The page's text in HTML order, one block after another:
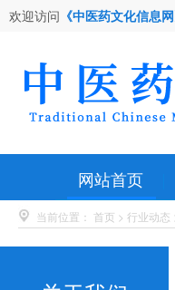
欢迎访问 《中医药文化信息网
网站首页
当前位置： 首页 > 行业动态